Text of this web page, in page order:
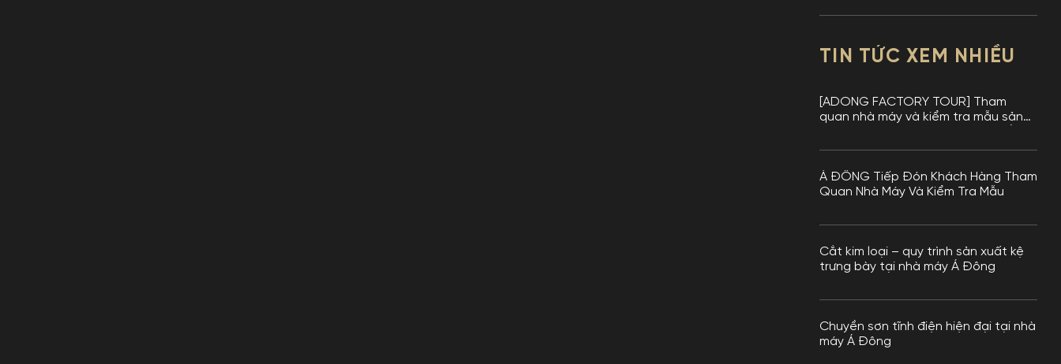
TIN TỨC XEM NHIỀU
[ADONG FACTORY TOUR] Tham
quan nhà máy và kiểm tra mẫu sản
Đông
Á ĐÔNG Tiếp Đón Khách Hàng Tham
Quan Nhà Máy Và Kiểm Tra Mẫu
Cắt kim loại – quy trình sản xuất kệ
trưng bày tại nhà máy Á Đông
Chuyền sơn tĩnh điện hiện đại tại nhà
máy Á Đông